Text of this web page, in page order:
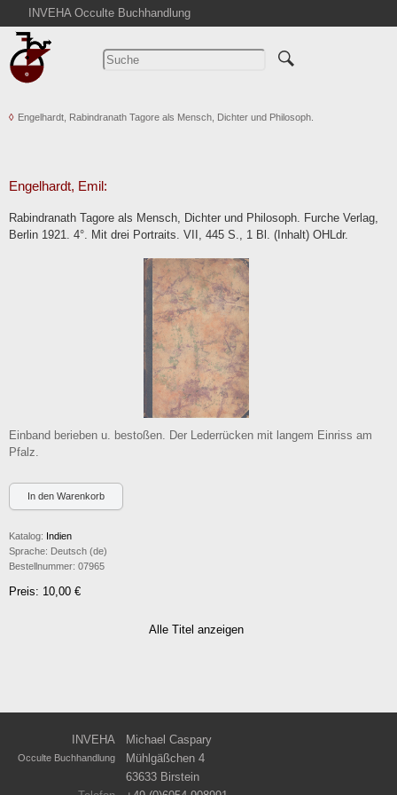
INVEHA Occulte Buchhandlung
Startseite
Detailsuche
Warenkorb
Kontakt
Engelhardt, Rabindranath Tagore als Mensch, Dichter und Philosoph.
Engelhardt, Emil:
Rabindranath Tagore als Mensch, Dichter und Philosoph. Furche Verlag,
Berlin 1921. 4°. Mit drei Portraits. VII, 445 S., 1 Bl. (Inhalt) OHLdr.
Einband berieben u. bestoßen. Der Lederrücken mit langem Einriss am
Pfalz.
Katalog: Indien
Sprache: Deutsch (de)
Bestellnummer: 07965
Preis: 10,00 €
Alle Titel anzeigen
INVEHA Michael Caspary
Occulte Buchhandlung
Mühlgäßchen 4
63633 Birstein